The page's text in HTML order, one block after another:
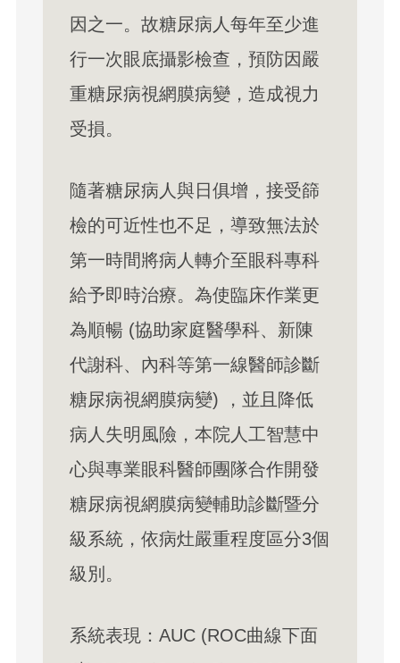
因之一。故糖尿病人每年至少進
行一次眼底攝影檢查，預防因嚴
重糖尿病視網膜病變，造成視力
受損。
隨著糖尿病人與日俱增，接受篩
檢的可近性也不足，導致無法於
第一時間將病人轉介至眼科專科
給予即時治療。為使臨床作業更
為順暢 (協助家庭醫學科、新陳
代謝科、內科等第一線醫師診斷
糖尿病視網膜病變) ，並且降低
病人失明風險，本院人工智慧中
心與專業眼科醫師團隊合作開發
糖尿病視網膜病變輔助診斷暨分
級系統，依病灶嚴重程度區分3個
級別。
系統表現：AUC (ROC曲線下面